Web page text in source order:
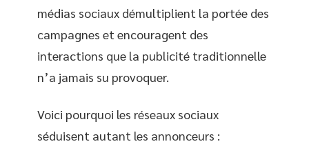
médias sociaux démultiplient la portée des
campagnes et encouragent des
interactions que la publicité traditionnelle
n’a jamais su provoquer.
Voici pourquoi les réseaux sociaux
séduisent autant les annonceurs :